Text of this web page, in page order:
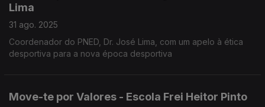
Lima
31 ago. 2025
Coordenador do PNED, Dr. José Lima, com um apelo à ética
desportiva para a nova época desportiva
Move-te por Valores - Escola Frei Heitor Pinto